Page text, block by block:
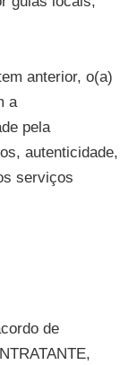
anterior, o(a)
a
pela
autenticidade,
serviços
de